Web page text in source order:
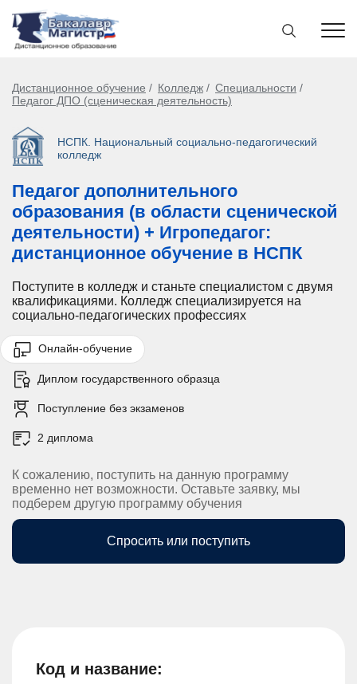
Дистанционное обучение Колледж
Специальности
Педагог ДПО (сценическая деятельность)
НСПК. Национальный социально-педагогический
колледж
Педагог дополнительного
образования (в области сценической
деятельности) + Игропедагог:
дистанционное обучение в НСПК
Поступите в колледж и станьте специалистом с двумя
квалификациями. Колледж специализируется на
социально-педагогических профессиях
Онлайн-обучение
Диплом государственного образца
Поступление без экзаменов
2 диплома
К сожалению, поступить на данную программу
временно нет возможности. Оставьте заявку, мы
подберем другую программу обучения
Спросить или поступить
Код и название: